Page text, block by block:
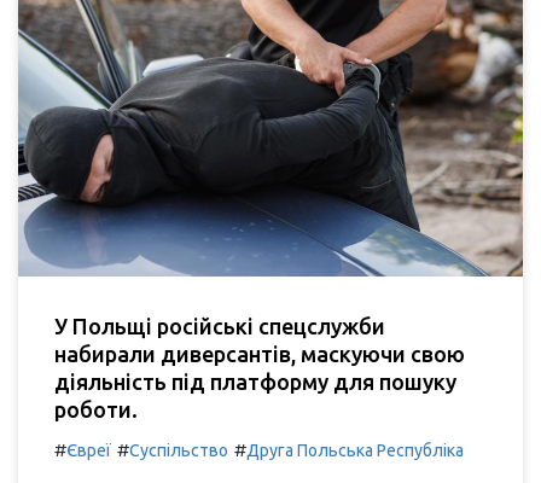
У Польщі російські спецслужби
набирали диверсантів, маскуючи свою
діяльність під платформу для пошуку
роботи.
#Євреї #Суспільство #Друга Польська Республіка